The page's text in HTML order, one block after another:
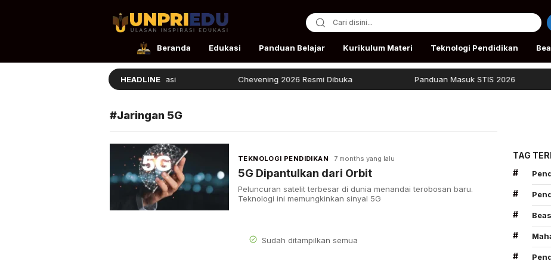
UnpriEdu
Ulasan Inspirasi Edukasi
Beranda Edukasi Panduan Belajar Kurikulum Materi Teknologi Pendidikan
HEADLINE
Ellita Lulus dengan Prestasi Chevening 2026 Resmi Dibuka Panduan Masuk STIS 2026
#Jaringan 5G
TEKNOLOGI PENDIDIKAN 7 months yang lalu
5G Dipantulkan dari Orbit
Peluncuran satelit terbesar di dunia menandai terobosan baru.
Teknologi ini memungkinkan sinyal 5G
Sudah ditampilkan semua
TAG
#
#
#
#
#